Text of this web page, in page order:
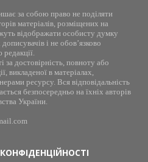
за собою право не поділяти
матеріалів, розміщених на
відображати особисту думку
і не обов’язково
за достовірність, повноту або
викладеної в матеріалах,
ресурсу. Вся відповідальність
безпосередньо на їхніх авторів
України.